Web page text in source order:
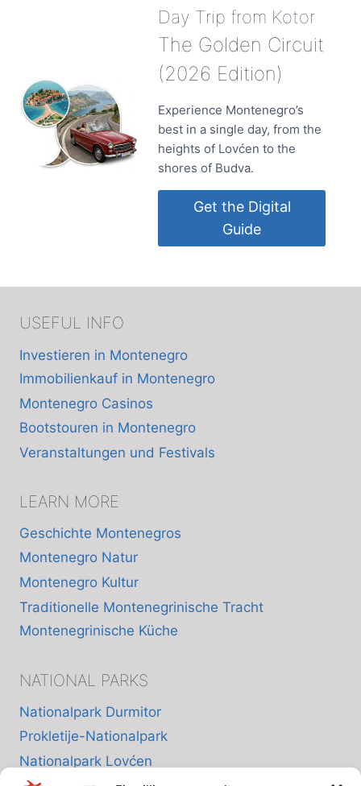
Day Trip from Kotor
The Golden Circuit
(2026 Edition)
Experience Montenegro’s
best in a single day, from the
heights of Lovćen to the
shores of Budva.
Get the Digital
Guide
USEFUL INFO
Investieren in Montenegro
Immobilienkauf in Montenegro
Montenegro Casinos
Bootstouren in Montenegro
Veranstaltungen und Festivals
LEARN MORE
Geschichte Montenegros
Montenegro Natur
Montenegro Kultur
Traditionelle Montenegrinische Tracht
Montenegrinische Küche
NATIONAL PARKS
Nationalpark Durmitor
Prokletije-Nationalpark
Nationalpark Lovćen